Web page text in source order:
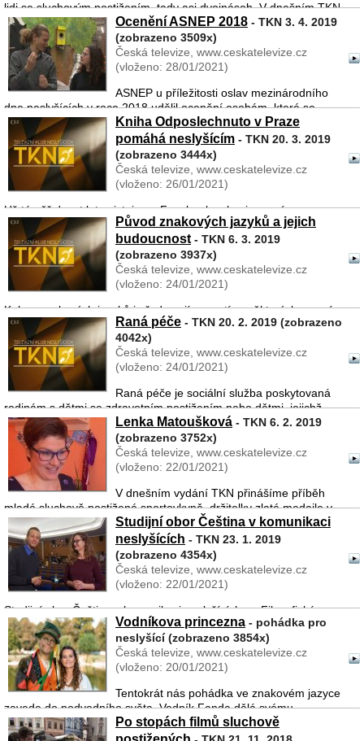
lidi se sluchovým postižením, tady asi dvojnásob. V dnešním TKN
navštívíme továrnu, kde se vyrábějí dveře do letadel světově
proslulých značek. Pracují tam také tři neslyší ...
Ocenění ASNEP 2018 - TKN 3. 4. 2019
(zobrazeno 3509x)
Česká televize, www.ceskatelevize.cz
(vloženo: 28/01/2021)
ASNEP u příležitosti oslav mezinárodního
dne neslyšících v roce 2018 udělil ocenění osobám, které se
významným způsobem zasloužily svou činností o zlepšení
podmínek pro komunitu neslyšících, její propagaci či
reprezentaci. ...
Kniha Odposlechnuto v Praze
pomáhá neslyšícím - TKN 20. 3. 2019
(zobrazeno 3444x)
Česká televize, www.ceskatelevize.cz
(vloženo: 26/01/2021)
Už téměř deset let existuje na Facebooku skupina s názvem
Odposlechnuto v Praze. Sem její členové, kterých je dnes už přes
devadesát tisíc, vkládají humorné příhody, které odposlechli v
Praze při cestě v tramvaji, autobuse nebo n ...
Původ znakových jazyků a jejich
budoucnost - TKN 6. 3. 2019
(zobrazeno 3937x)
Česká televize, www.ceskatelevize.cz
(vloženo: 24/01/2021)
Kolem znakových jazyků je řada zajímavostí, o některých mnozí
ze sluchově postižených ani netuší. Tak například znakový jazyk
není pouze výsadou evropské civilizace. Společně s lingvistou
nahlédneme do historie jednoho mimoevrop ...
Raná péče - TKN 20. 2. 2019 (zobrazeno
4042x)
Česká televize, www.ceskatelevize.cz
(vloženo: 24/01/2021)
Raná péče je sociální služba poskytovaná
rodinám s dětmi se zdravotním postižením nebo dětmi, jejichž
vývoj je ohrožen v důsledku nepříznivého zdravotního stavu. Tato
služba může být rodinou využita nejpozději do sedmi let ...
Lenka Matoušková - TKN 6. 2. 2019
(zobrazeno 3752x)
Česká televize, www.ceskatelevize.cz
(vloženo: 22/01/2021)
V dnešním vydání TKN přinášíme příběh
mladé sluchově postižené sportovkyně, držitelky zlaté medaile v
hodu diskem z Deaflypliády 2017. Lenka Matoušková se narodila
s 99% ztrátou sluchu na jednom a 100 % ztrátou na druhém
uchu, ...
Studijní obor Čeština v komunikaci
neslyšících - TKN 23. 1. 2019
(zobrazeno 4354x)
Česká televize, www.ceskatelevize.cz
(vloženo: 22/01/2021)
Studijní obor Čeština v komunikaci neslyšících na Filozofické
fakultě Univerzity Karlovy letos slaví 20. výročí svého založení.
Od roku 1998 se věnuje výzkumu jazyka, komunikace, historie a
kultury českých neslyšících. Absolvent ...
Vodníkova princezna - pohádka pro
neslyšící (zobrazeno 3854x)
Česká televize, www.ceskatelevize.cz
(vloženo: 20/01/2021)
Tentokrát nás pohádka ve znakovém jazyce
zavede do podvodního světa. Vodník Fanda dělá svému
vodnickému otci starosti. Je líný, o nic nedbá, rybník zarůstá a
pustne. Jediným řešením by bylo Fandu oženit. Na pomoc povolá
Po stopách filmů sluchově